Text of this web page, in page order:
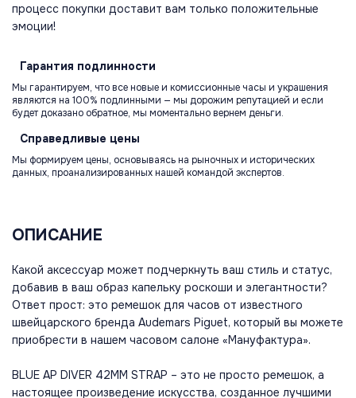
процесс покупки доставит вам только положительные
эмоции!
Гарантия подлинности
Мы гарантируем, что все новые и комиссионные часы и украшения
являются на 100% подлинными — мы дорожим репутацией и если
будет доказано обратное, мы моментально вернем деньги.
Справедливые цены
Мы формируем цены, основываясь на рыночных и исторических
данных, проанализированных нашей командой экспертов.
ОПИСАНИЕ
Какой аксессуар может подчеркнуть ваш стиль и статус,
добавив в ваш образ капельку роскоши и элегантности?
Ответ прост: это ремешок для часов от известного
швейцарского бренда Audemars Piguet, который вы можете
приобрести в нашем часовом салоне «Мануфактура».
BLUE AP DIVER 42MM STRAP – это не просто ремешок, а
настоящее произведение искусства, созданное лучшими